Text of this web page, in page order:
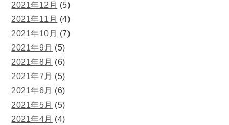
2021年12月 (5)
2021年11月 (4)
2021年10月 (7)
2021年9月 (5)
2021年8月 (6)
2021年7月 (5)
2021年6月 (6)
2021年5月 (5)
2021年4月 (4)